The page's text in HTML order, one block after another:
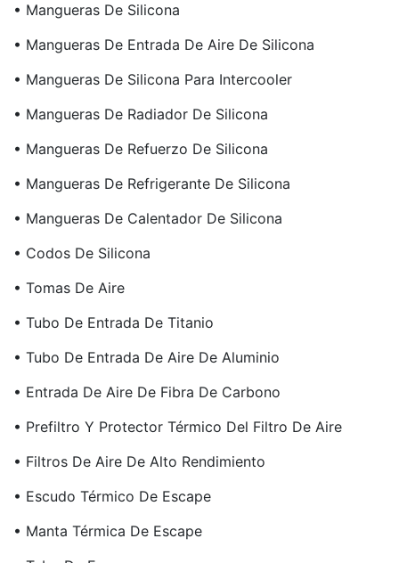
• Mangueras De Silicona
• Mangueras De Entrada De Aire De Silicona
• Mangueras De Silicona Para Intercooler
• Mangueras De Radiador De Silicona
• Mangueras De Refuerzo De Silicona
• Mangueras De Refrigerante De Silicona
• Mangueras De Calentador De Silicona
• Codos De Silicona
• Tomas De Aire
• Tubo De Entrada De Titanio
• Tubo De Entrada De Aire De Aluminio
• Entrada De Aire De Fibra De Carbono
• Prefiltro Y Protector Térmico Del Filtro De Aire
• Filtros De Aire De Alto Rendimiento
• Escudo Térmico De Escape
• Manta Térmica De Escape